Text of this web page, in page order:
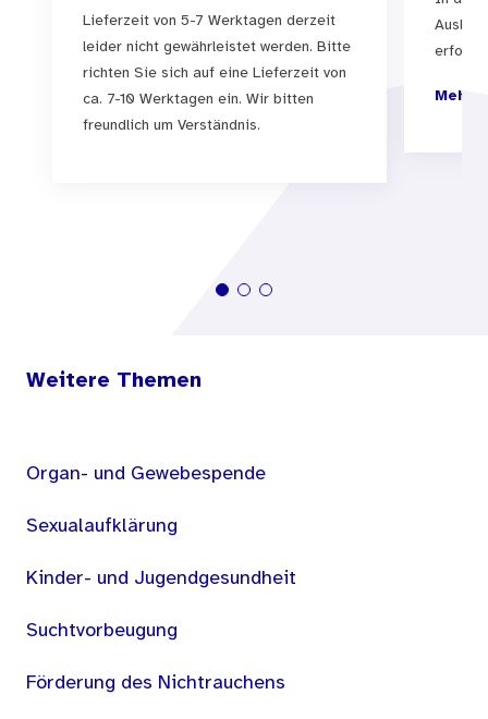
betrifft und welche Schritte es für Angehörige
glücksspielsüchtiger Menschen gibt, um solche
Probleme anzugehen. Ein weiterer ausführlicher
Teil zeigt schließlich Beratungs- und
Behandlungsmöglichkeiten für Angehörige von
glücksspielsüchtigen Menschen auf.
Lieferzeit von 5-7 Werktagen derzeit
leider nicht gewährleistet werden. Bitte
richten Sie sich auf eine Lieferzeit von
ca. 7-10 Werktagen ein. Wir bitten
freundlich um Verständnis.
Mehr
Weitere Themen
Organ- und Gewebespende
Sexualaufklärung
Kinder- und Jugendgesundheit
Suchtvorbeugung
Förderung des Nichtrauchens